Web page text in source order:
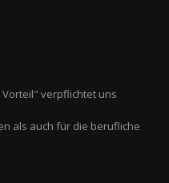
verpflichtet uns
als auch für die berufliche